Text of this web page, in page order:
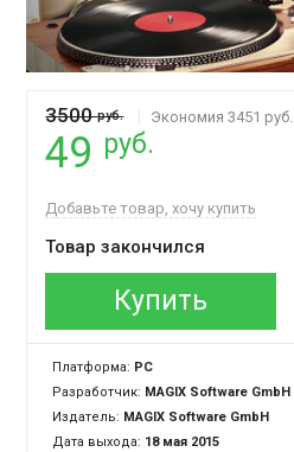
3500руб. Экономия 3451 руб.
49 руб.
Добавьте товар, хочу купить
Товар закончился
Купить
Платформа: PC
Разработчик: MAGIX Software GmbH
Издатель: MAGIX Software GmbH
Дата выхода: 18 мая 2015